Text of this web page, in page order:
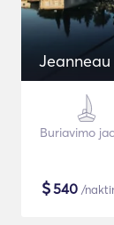
Jeanneau
Buriavimo
$540 /